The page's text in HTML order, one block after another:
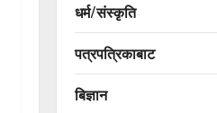
धर्म/संस्कृति
पत्रपत्रिकाबाट
बिज्ञान